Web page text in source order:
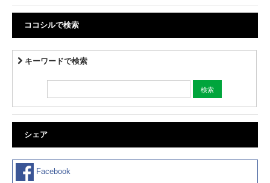
ココシルで検索
キーワードで検索
シェア
Facebook